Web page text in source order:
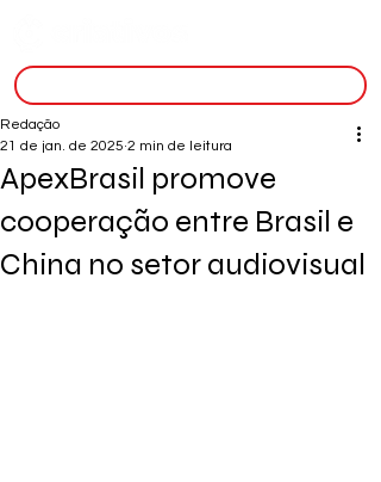
ApexBrasil promove
cooperação entre Brasil e
China no setor audiovisual
Redação
21 de jan. de 2025 2 min de leitura